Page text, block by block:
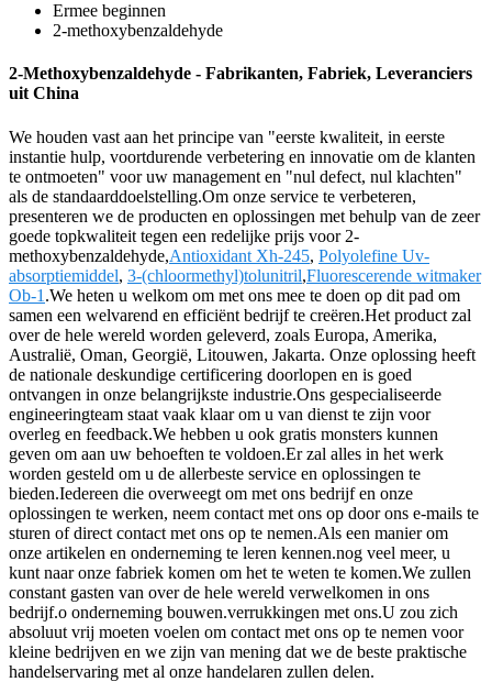
Ermee beginnen
2-methoxybenzaldehyde
2-Methoxybenzaldehyde - Fabrikanten, Fabriek, Leveranciers
uit China
We houden vast aan het principe van "eerste kwaliteit, in eerste
instantie hulp, voortdurende verbetering en innovatie om de klanten
te ontmoeten" voor uw management en "nul defect, nul klachten"
als de standaarddoelstelling.Om onze service te verbeteren,
presenteren we de producten en oplossingen met behulp van de zeer
goede topkwaliteit tegen een redelijke prijs voor 2-
methoxybenzaldehyde,Antioxidant Xh-245, Polyolefine Uv-
absorptiemiddel, 3-(chloormethyl)tolunitril,Fluorescerende witmaker
Ob-1 .We heten u welkom om met ons mee te doen op dit pad om
samen een welvarend en efficiënt bedrijf te creëren.Het product zal
over de hele wereld worden geleverd, zoals Europa, Amerika,
Australië, Oman, Georgië, Litouwen, Jakarta. Onze oplossing heeft
de nationale deskundige certificering doorlopen en is goed
ontvangen in onze belangrijkste industrie.Ons gespecialiseerde
engineeringteam staat vaak klaar om u van dienst te zijn voor
overleg en feedback.We hebben u ook gratis monsters kunnen
geven om aan uw behoeften te voldoen.Er zal alles in het werk
worden gesteld om u de allerbeste service en oplossingen te
bieden.Iedereen die overweegt om met ons bedrijf en onze
oplossingen te werken, neem contact met ons op door ons e-mails te
sturen of direct contact met ons op te nemen.Als een manier om
onze artikelen en onderneming te leren kennen.nog veel meer, u
kunt naar onze fabriek komen om het te weten te komen.We zullen
constant gasten van over de hele wereld verwelkomen in ons
bedrijf.o onderneming bouwen.verrukkingen met ons.U zou zich
absoluut vrij moeten voelen om contact met ons op te nemen voor
kleine bedrijven en we zijn van mening dat we de beste praktische
handelservaring met al onze handelaren zullen delen.